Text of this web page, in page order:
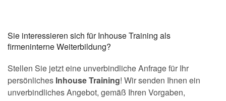
Sie interessieren sich für Inhouse Training als
firmeninterne Weiterbildung?
Stellen Sie jetzt eine unverbindliche Anfrage für Ihr
persönliches Inhouse Training! Wir senden Ihnen ein
unverbindliches Angebot, gemäß Ihren Vorgaben,